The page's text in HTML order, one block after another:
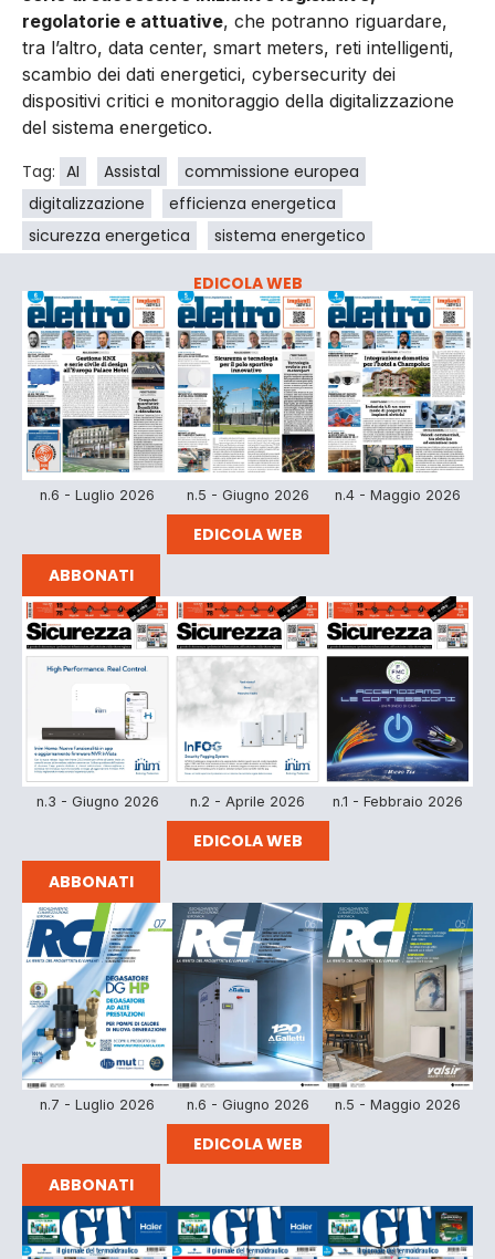
regolatorie e attuative, che potranno riguardare,
tra l’altro, data center, smart meters, reti intelligenti,
scambio dei dati energetici, cybersecurity dei
dispositivi critici e monitoraggio della digitalizzazione
del sistema energetico.
Tag: AI Assistal
commissione europea
digitalizzazione
efficienza energetica
sicurezza energetica
sistema energetico
EDICOLA WEB
n.6 - Luglio 2026 n.5 - Giugno 2026 n.4 - Maggio 2026
EDICOLA WEB
ABBONATI
n.3 - Giugno 2026 n.2 - Aprile 2026 n.1 - Febbraio 2026
EDICOLA WEB
ABBONATI
n.7 - Luglio 2026 n.6 - Giugno 2026 n.5 - Maggio 2026
EDICOLA WEB
ABBONATI